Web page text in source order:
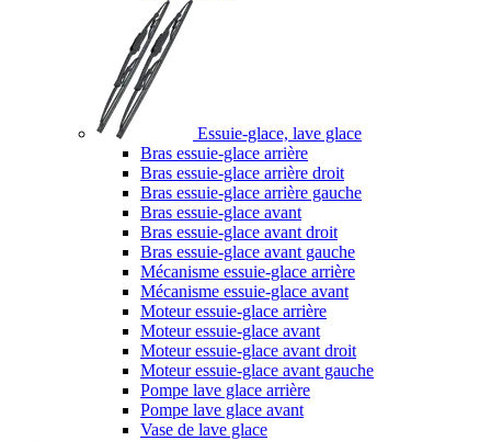
Essuie-glace, lave glace
Bras essuie-glace arrière
Bras essuie-glace arrière droit
Bras essuie-glace arrière gauche
Bras essuie-glace avant
Bras essuie-glace avant droit
Bras essuie-glace avant gauche
Mécanisme essuie-glace arrière
Mécanisme essuie-glace avant
Moteur essuie-glace arrière
Moteur essuie-glace avant
Moteur essuie-glace avant droit
Moteur essuie-glace avant gauche
Pompe lave glace arrière
Pompe lave glace avant
Vase de lave glace